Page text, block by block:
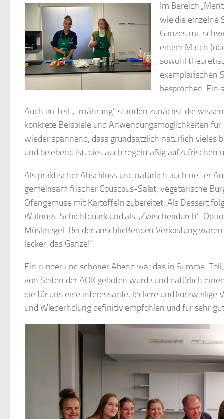
Im Bereich
wie die einzelne
Ganzes mit
einem Match
sowohl
exemplarischen
besprochen. Ein
Auch im Teil „Ernährung“ standen zunächst die
konkrete Beispiele und Anwendungsmöglichkeiten
wieder spannend, dass grundsätzlich natürlich vieles
und belebend ist, dies auch regelmäßig aufzufrischen
Als praktischer Abschluss und natürlich auch netter
gemeinsam frischer Couscous-Salat, vegetarische
Ofengemüse mit Kartoffeln zubereitet. Als Dessert
Walnuss-Schichtquark und als „Zwischendurch“-
Müsliriegel. Bei der anschließenden Verkostung
lecker, das Ganze!“
Ein runder und schöner Abend war das in Summe.
von Seiten der AOK geboten wurde und natürlich
die für uns eine interessante, leckere und
und Wiederholung definitiv empfohlen und für sehr